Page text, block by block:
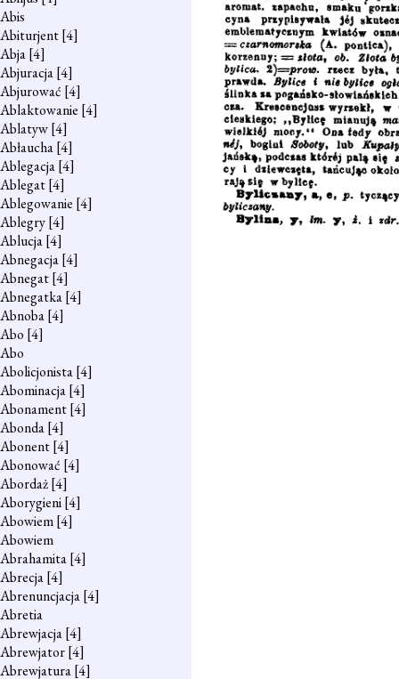
Abis
Abiturjent[4]
Abja[4]
Abjuracja[4]
Abjurować [4]
Ablaktowanie [4]
Ablatyw[4]
Abłaucha[4]
Ablegacja[4]
Ablegat[4]
Ablegowanie [4]
Ablegry[4]
Ablucja[4]
Abnegacja[4]
Abnegat[4]
Abnegatka[4]
Abnoba[4]
Abo [4]
Abo
Abolicjonista[4]
Abominacja[4]
Abonament[4]
Abonda[4]
Abonent[4]
Abonować [4]
Abordaż[4]
Aborygieni[4]
Abowiem[4]
Abowiem
Abrahamita[4]
Abrecja[4]
Abrenuncjacja[4]
Abretia
Abrewjacja[4]
Abrewjator[4]
Abrewjatura[4]